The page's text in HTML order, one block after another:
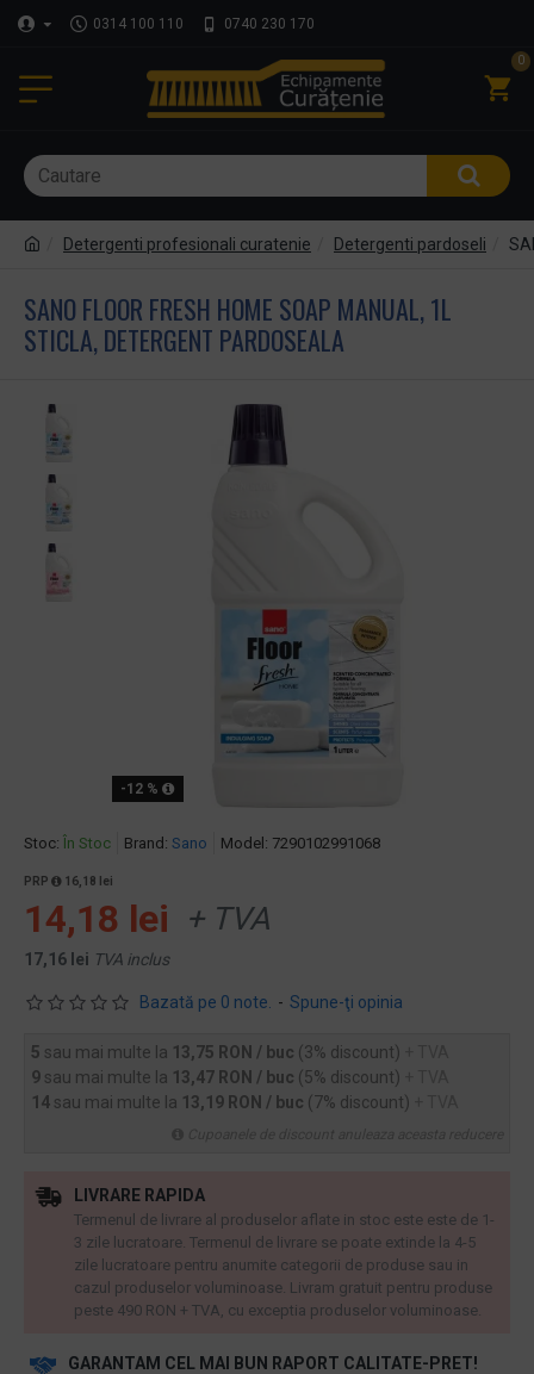
0314 100 110 0740 230 170
0
Detergenti profesionali curatenie Detergenti pardoseli
SANO FLOOR FRESH HOME SOAP MANUAL, 1L
STICLA, DETERGENT PARDOSEALA
-12 %
Stoc: În Stoc Brand: Sano Model: 7290102991068
Bazată pe 0 note. - Spune-ţi opinia
PRP 16,18 lei
14,18 lei + TVA
17,16 lei TVA inclus
5 sau mai multe la 13,75 RON / buc (3% discount)
9 sau mai multe la 13,47 RON / buc (5% discount)
14 sau mai multe la 13,19 RON / buc (7% discount)
GARANTAM CEL MAI BUN RAPORT CALITATE-PRET!
LIVRARE RAPIDA
Termenul de livrare al produselor aflate in stoc este este de 1-
3 zile lucratoare. Termenul de livrare se poate extinde la 4-5
zile lucratoare pentru anumite categorii de produse sau in
cazul produselor voluminoase. Livram gratuit pentru produse
peste 490 RON + TVA, cu exceptia produselor voluminoase.